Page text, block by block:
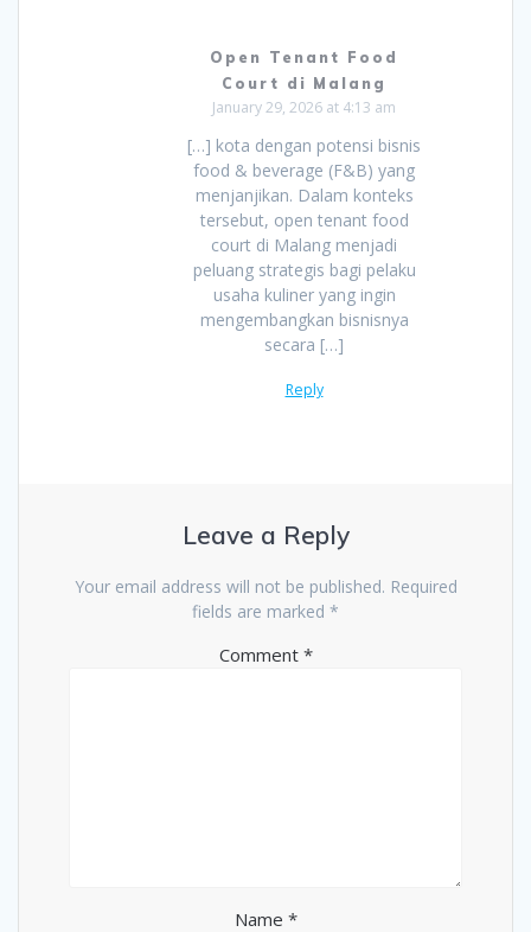
Open Tenant Food
Court di Malang
January 29, 2026 at 4:13 am
[…] kota dengan potensi bisnis
food & beverage (F&B) yang
menjanjikan. Dalam konteks
tersebut, open tenant food
court di Malang menjadi
peluang strategis bagi pelaku
usaha kuliner yang ingin
mengembangkan bisnisnya
secara […]
Reply
Leave a Reply
Your email address will not be published. Required
fields are marked *
Comment *
Name *